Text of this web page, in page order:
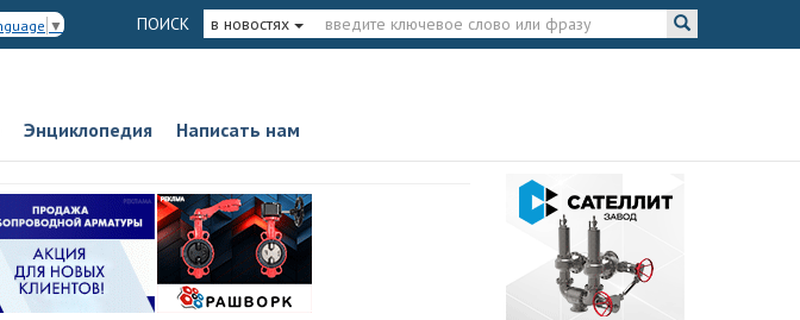
▼ ПОИСК в новостях
Энциклопедия Написать нам